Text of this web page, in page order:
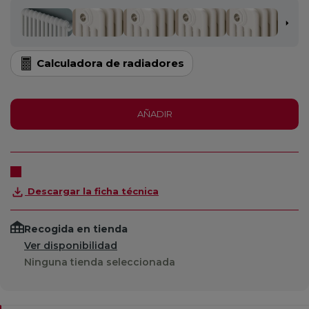
Calculadora de radiadores
AÑADIR
Descargar la ficha técnica
Recogida en tienda
Ver disponibilidad
Ninguna tienda seleccionada